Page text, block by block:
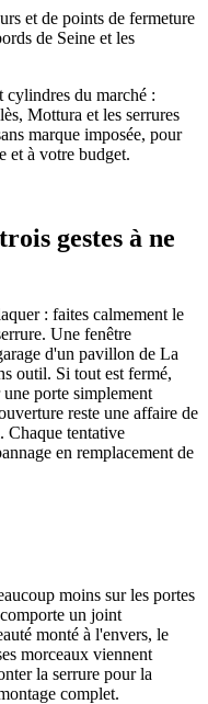
et de points de fermeture
de Seine et les
cylindres du marché :
Mottura et les serrures
marque imposée, pour
et à votre budget.
gestes à ne
: faites calmement le
Une fenêtre
d'un pavillon de La
outil. Si tout est fermé,
porte simplement
reste une affaire de
Chaque tentative
en remplacement de
moins sur les portes
un joint
monté à l'envers, le
morceaux viennent
la serrure pour la
complet.